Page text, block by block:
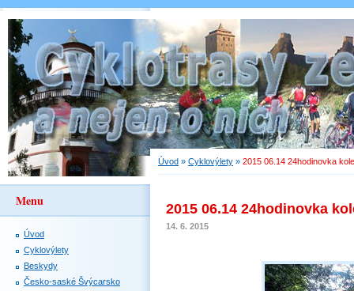
Úvod » Cyklovýlety » 2015 06.14 24hodinovka
2015 06.14 24hodinovka
14. 6. 2015
Menu
Úvod
Cyklovýlety
Beskydy
Česko-saské Švýcarsko